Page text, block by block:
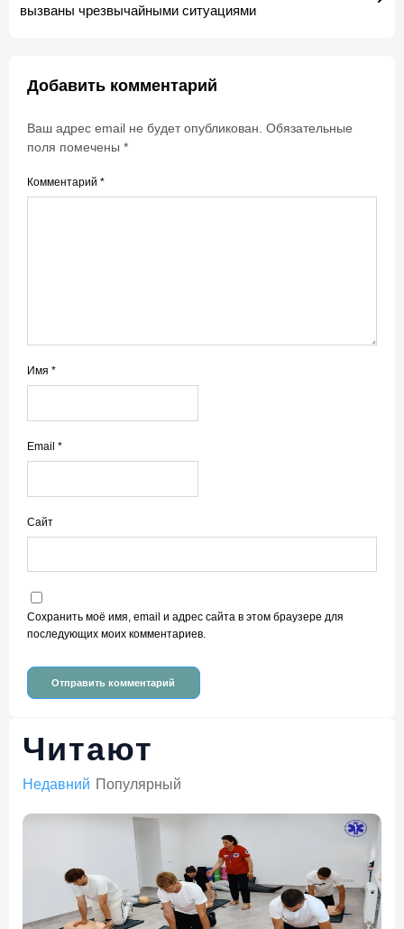
вызваны чрезвычайными ситуациями
Добавить комментарий
Ваш адрес email не будет опубликован. Обязательные
поля помечены *
Комментарий *
Имя *
Email *
Сайт
Сохранить моё имя, email и адрес сайта в этом браузере для
последующих моих комментариев.
Читают
Недавний Популярный